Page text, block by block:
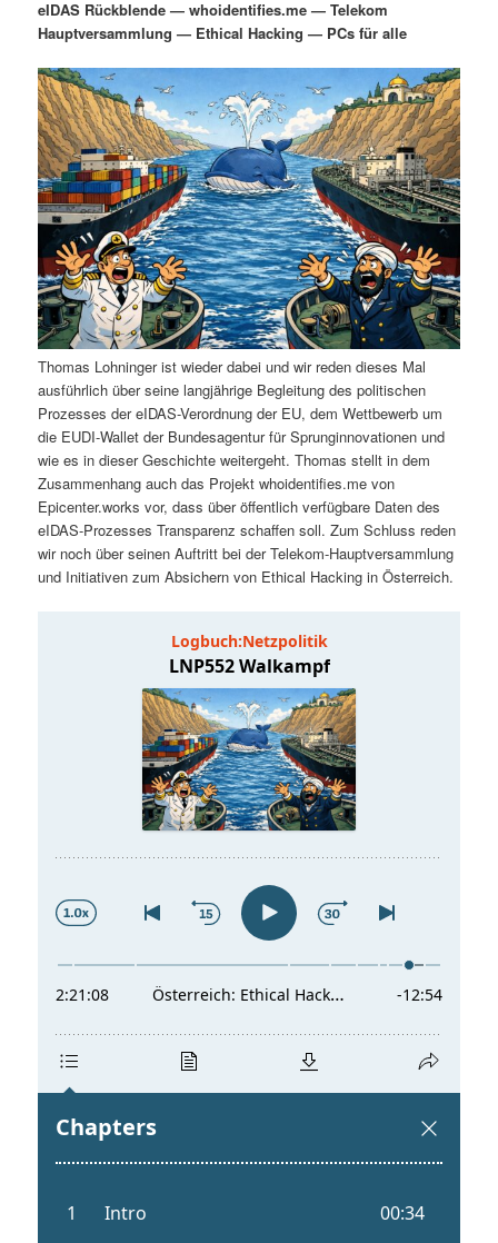
m
ä
r
e
n
I
n
h
a
l
t
s
n
u
n
d
ä
r
e
n
I
n
h
a
g
n
s
n
a
v
i
g
a
t
i
o
n
eIDAS Rückblende — whoidentifies.me — Telekom
Hauptversammlung — Ethical Hacking — PCs für alle
Thomas Lohninger ist wieder dabei und wir reden dieses Mal
ausführlich über seine langjährige Begleitung des politischen
Prozesses der eIDAS-Verordnung der EU, dem Wettbewerb um
die EUDI-Wallet der Bundesagentur für Sprunginnovationen und
wie es in dieser Geschichte weitergeht. Thomas stellt in dem
Zusammenhang auch das Projekt whoidentifies.me von
Epicenter.works vor, dass über öffentlich verfügbare Daten des
eIDAS-Prozesses Transparenz schaffen soll. Zum Schluss reden
wir noch über seinen Auftritt bei der Telekom-Hauptversammlung
und Initiativen zum Absichern von Ethical Hacking in Österreich.